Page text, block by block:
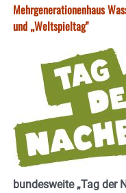
Mehrgenerationenhaus
und „Weltspieltag"
bundesweite „Tag der